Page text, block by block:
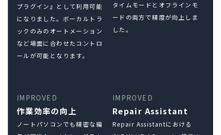
プラグイン』として利用可能
になりました。ボーカルトラ
ックのみのオートメーション
など場面に合わせたコントロ
ールが可能となります。
タイムモードとオフラインモ
ードの両方で精度が向上しま
した。
IMPROVED
作業効率の向上
ノートパソコンでも精密な編
IMPROVED
Repair Assistant
Repair Assistantにおける